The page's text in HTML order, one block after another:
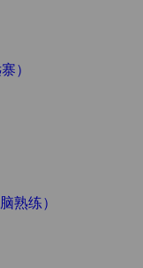
）
熟练）